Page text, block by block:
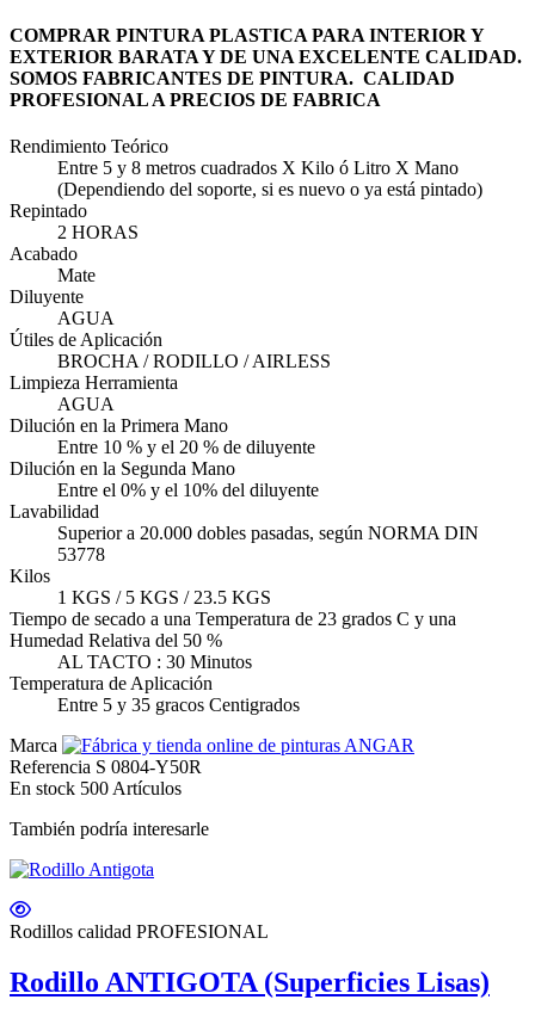
COMPRAR PINTURA PLASTICA PARA INTERIOR Y
EXTERIOR BARATA Y DE UNA EXCELENTE CALIDAD.
SOMOS FABRICANTES DE PINTURA. CALIDAD
PROFESIONAL A PRECIOS DE FABRICA
Rendimiento Teórico
Entre 5 y 8 metros cuadrados X Kilo ó Litro X Mano
(Dependiendo del soporte, si es nuevo o ya está pintado)
Repintado
2 HORAS
Acabado
Mate
Diluyente
AGUA
Útiles de Aplicación
BROCHA / RODILLO / AIRLESS
Limpieza Herramienta
AGUA
Dilución en la Primera Mano
Entre 10 % y el 20 % de diluyente
Dilución en la Segunda Mano
Entre el 0% y el 10% del diluyente
Lavabilidad
Superior a 20.000 dobles pasadas, según NORMA DIN
53778
Kilos
1 KGS / 5 KGS / 23.5 KGS
Tiempo de secado a una Temperatura de 23 grados C y una
Humedad Relativa del 50 %
AL TACTO : 30 Minutos
Temperatura de Aplicación
Entre 5 y 35 gracos Centigrados
Marca
Referencia S 0804-Y50R
En stock 500 Artículos
También podría interesarle
Rodillos calidad PROFESIONAL
Rodillo ANTIGOTA (Superficies Lisas)